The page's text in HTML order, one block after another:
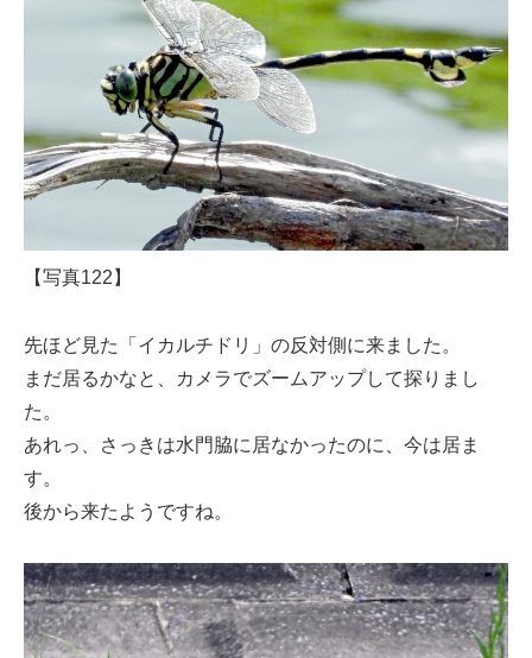
【写真122】
先ほど見た「イカルチドリ」の反対側に来ました。
まだ居るかなと、カメラでズームアップして探りまし
た。
あれっ、さっきは水門脇に居なかったのに、今は居ま
す。
後から来たようですね。